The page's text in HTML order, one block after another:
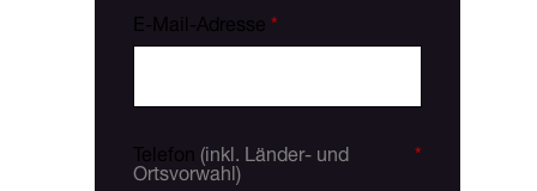
*
E-Mail-Adresse
*
Telefon(inkl. Länder- und
Ortsvorwahl)